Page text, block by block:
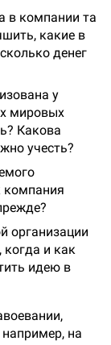
в компании та
какие в
денег
у
мировых
Какова
учесть?
компания
организации
когда и как
идею в
например, на